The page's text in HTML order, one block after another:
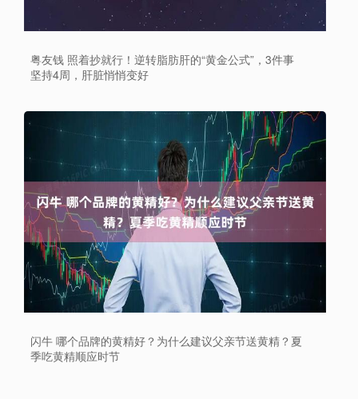
粤友钱 照着抄就行！逆转脂肪肝的“黄金公式”，3件事
坚持4周，肝脏悄悄变好
闪牛 哪个品牌的黄精好？为什么建议父亲节送黄精？夏
季吃黄精顺应时节